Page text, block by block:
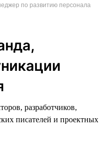
по развитию персонала
разработчиков,
писателей и проектных